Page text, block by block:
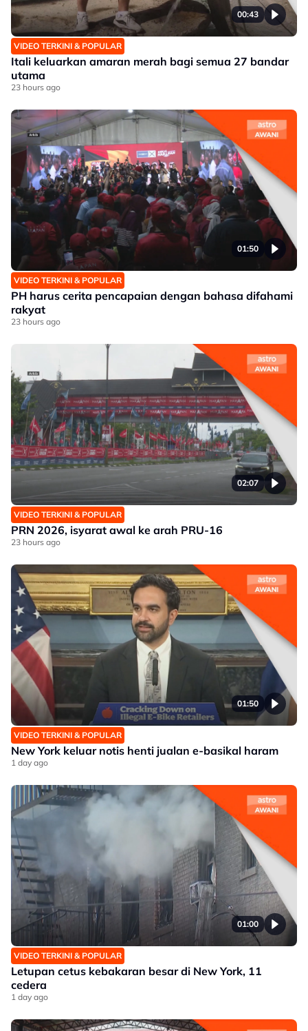
00:43
VIDEO TERKINI & POPULAR
Itali keluarkan amaran merah bagi semua 27 bandar
utama
23 hours ago
01:50
VIDEO TERKINI & POPULAR
PH harus cerita pencapaian dengan bahasa difahami
rakyat
23 hours ago
02:07
VIDEO TERKINI & POPULAR
PRN 2026, isyarat awal ke arah PRU-16
23 hours ago
01:50
VIDEO TERKINI & POPULAR
New York keluar notis henti jualan e-basikal haram
1 day ago
01:00
VIDEO TERKINI & POPULAR
Letupan cetus kebakaran besar di New York, 11
cedera
1 day ago